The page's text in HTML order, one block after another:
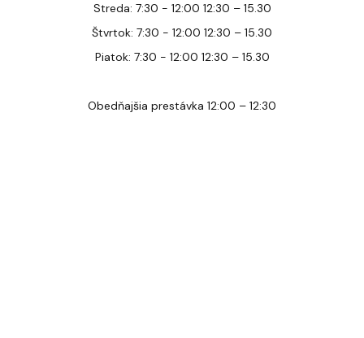
Streda: 7:30 - 12:00 12:30 – 15.30
Štvrtok: 7:30 - 12:00 12:30 – 15.30
Piatok: 7:30 - 12:00 12:30 – 15.30
Obedňajšia prestávka 12:00 – 12:30